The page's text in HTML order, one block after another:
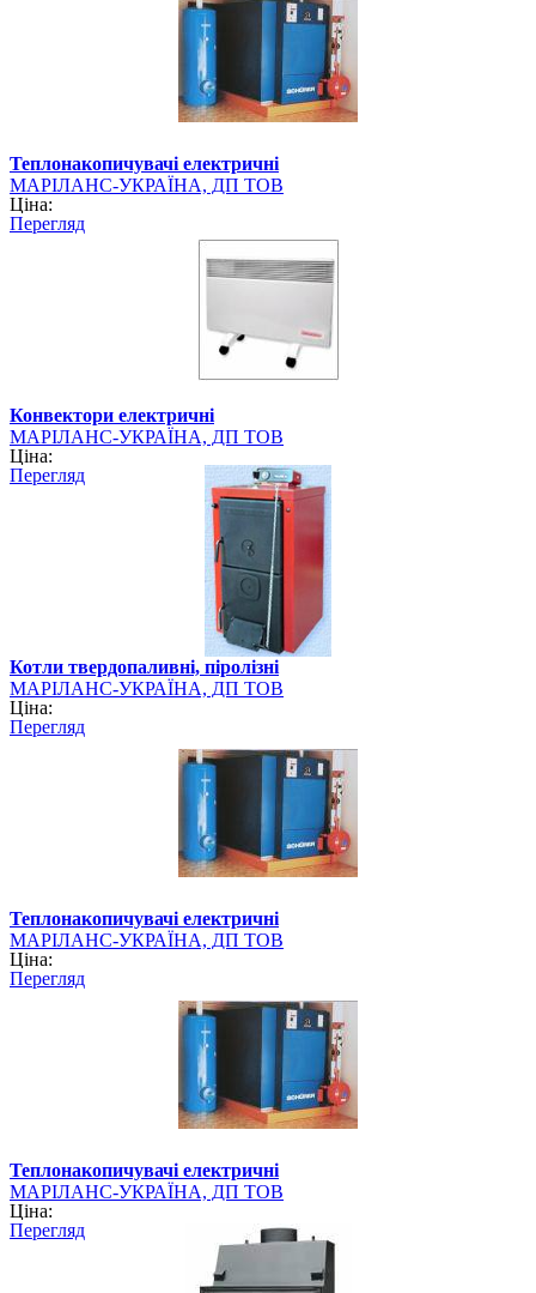
Теплонакопичувачі електричні
МАРІЛАНС-УКРАЇНА, ДП ТОВ
Ціна:
Перегляд
Конвектори електричні
МАРІЛАНС-УКРАЇНА, ДП ТОВ
Ціна:
Перегляд
Котли твердопаливні, піролізні
МАРІЛАНС-УКРАЇНА, ДП ТОВ
Ціна:
Перегляд
Теплонакопичувачі електричні
МАРІЛАНС-УКРАЇНА, ДП ТОВ
Ціна:
Перегляд
Теплонакопичувачі електричні
МАРІЛАНС-УКРАЇНА, ДП ТОВ
Ціна:
Перегляд